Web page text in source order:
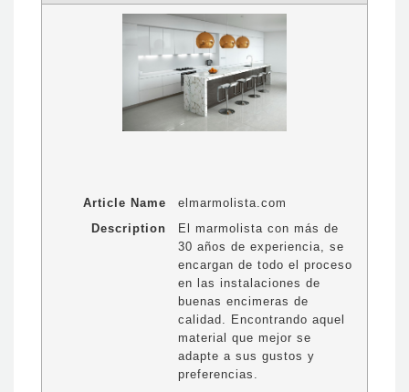
Article Name
elmarmolista.com
Description
El marmolista con más de
30 años de experiencia, se
encargan de todo el proceso
en las instalaciones de
buenas encimeras de
calidad. Encontrando aquel
material que mejor se
adapte a sus gustos y
preferencias.